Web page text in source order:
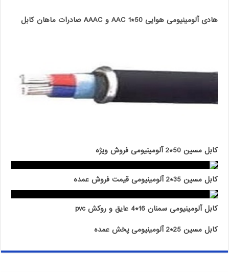
هادی آلومینیومی هوایی 50*1 AAC و AAAC صادرات ماهان کابل
کابل مسین 50*2 آلومینیومی فروش ویژه
کابل مسین 35*2 آلومینیومی قیمت فروش عمده
کابل آلومینیومی سمنان 16*4 عایق و روکش pvc
کابل مسین 25*2 آلومینیومی پخش عمده